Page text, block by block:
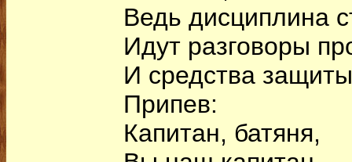
Ведь дисциплина
Идут разговоры
И средства
Припев:
Капитан, батяня,